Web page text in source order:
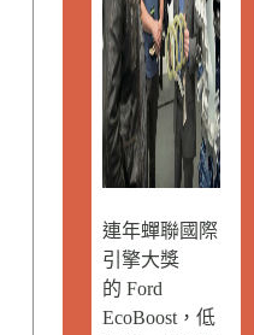
連年蟬聯國際
引擎大獎
的 Ford
EcoBoost，低